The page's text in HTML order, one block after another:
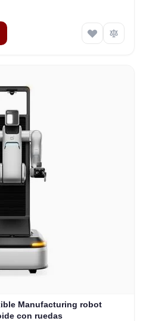
Manufacturing robot
con ruedas